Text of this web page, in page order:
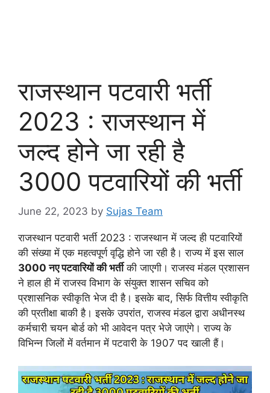
राजस्थान पटवारी भर्ती
2023 : राजस्थान में
जल्द होने जा रही है
3000 पटवारियों की भर्ती
June 22, 2023 by Sujas Team
राजस्थान पटवारी भर्ती 2023 : राजस्थान में जल्द ही पटवारियों
की संख्या में एक महत्वपूर्ण वृद्धि होने जा रही है। राज्य में इस साल
3000 नए पटवारियों की भर्तीकी जाएगी। राजस्व मंडल प्रशासन
ने हाल ही में राजस्व विभाग के संयुक्त शासन सचिव को
प्रशासनिक स्वीकृति भेज दी है। इसके बाद, सिर्फ वित्तीय स्वीकृति
की प्रतीक्षा बाकी है। इसके उपरांत, राजस्व मंडल द्वारा अधीनस्थ
कर्मचारी चयन बोर्ड को भी आवेदन पत्र भेजे जाएंगे। राज्य के
विभिन्न जिलों में वर्तमान में पटवारी के 1907 पद खाली हैं।